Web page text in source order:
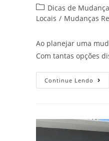
Dicas de Mudança
Locais / Mudanças
Ao planejar uma
Com tantas opções
Continue Lendo